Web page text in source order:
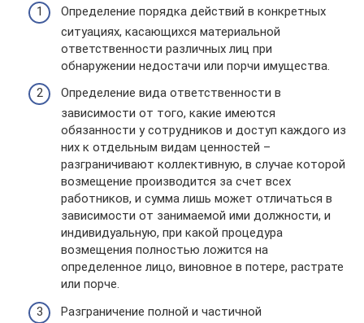
Определение порядка действий в конкретных
ситуациях, касающихся материальной
ответственности различных лиц при
обнаружении недостачи или порчи имущества.
Определение вида ответственности в
зависимости от того, какие имеются
обязанности у сотрудников и доступ каждого из
них к отдельным видам ценностей –
разграничивают коллективную, в случае которой
возмещение производится за счет всех
работников, и сумма лишь может отличаться в
зависимости от занимаемой ими должности, и
индивидуальную, при какой процедура
возмещения полностью ложится на
определенное лицо, виновное в потере, растрате
или порче.
Разграничение полной и частичной